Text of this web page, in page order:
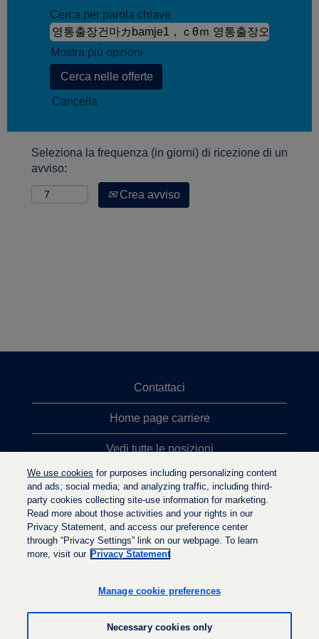
Cerca per parola chiave
Mostra più opzioni
Cancella
Seleziona la frequenza (in giorni) di ricezione di un
avviso:
Crea avviso
Contattaci
Home page carriere
Vedi tutte le posizioni
Ricerche top
Politica sulla privacy
a
r
e
i
a
e
r
We use cookies for purposes including personalizing content
and ads; social media; and analyzing traffic, including third-
party cookies collecting site-use information for marketing.
Read more about those activities and your rights in our
Privacy Statement, and access our preference center
through “Privacy Settings” link on our webpage. To learn
more, visit our Privacy Statement
Manage cookie preferences
Necessary cookies only